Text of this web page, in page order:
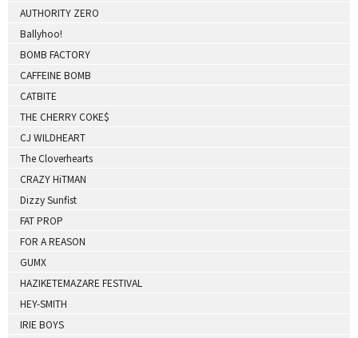
AUTHORITY ZERO
Ballyhoo!
BOMB FACTORY
CAFFEINE BOMB
CATBITE
THE CHERRY COKE$
CJ WILDHEART
The Cloverhearts
CRAZY HiTMAN
Dizzy Sunfist
FAT PROP
FOR A REASON
GUMX
HAZIKETEMAZARE FESTIVAL
HEY-SMITH
IRIE BOYS